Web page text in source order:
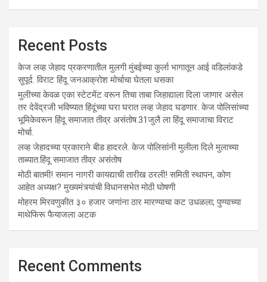
Recent Posts
केज लव्ह जेहाद प्रकरणातील मुलगी मुंबईच्या कुर्ला भागातून आई वडिलांकडे
सुपूर्द. विराट हिंदू जनआक्रोश मोर्चाचा घेतला धसका
मुलीच्या केवळ एका स्टेटमेंट वरून तिचा ताबा जिहाद्याला दिला जाणार असेल
तर देवेंद्रजी भविष्यात हिंदूंच्या घरा घरात लव्ह जेहाद घडणार. केज पोलिसांच्या
भूमिकेवरून हिंदू समाजात तीव्र असंतोष.31जुलै ला हिंदू समाजाचा विराट
मोर्चा.
लव्ह जेहादच्या प्रकाराने बीड हादरले. केज पोलिसांनी मुलीला दिले मुलाच्या
ताब्यात.हिंदू समाजात तीव्र असंतोष
मोठी बातमी! समान नागरी कायद्याची तारीख ठरली! समिती स्थापन, कोण
आहेत अध्यक्ष? मुख्यमंत्र्यांची विधानसभेत मोठी घोषणी
मोहरम मिरवणुकीत ३० हजार जणांना ठार मारण्‍याचा कट उधळला; पुण्‍याच्‍या
माथेफिरू फैयाजला अटक
Recent Comments